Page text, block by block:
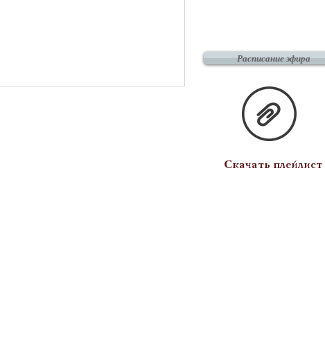
Расписание эфира
Скачать плейлист